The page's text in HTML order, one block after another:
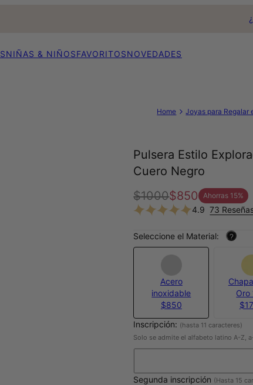
NIÑAS & NIÑOSFAVORITOSNOVEDADES
Home Joyas para Regalar
Pulsera Estilo
Cuero Negro
$1000$850 Ahorras 15%
4.9 73
Seleccione el Material: ?
Acero
inoxidable
$850
Oro
Inscripción: (hasta 11 caracteres)
Solo se admite el alfabeto latino A-Z,
Segunda inscripción (Hasta 15